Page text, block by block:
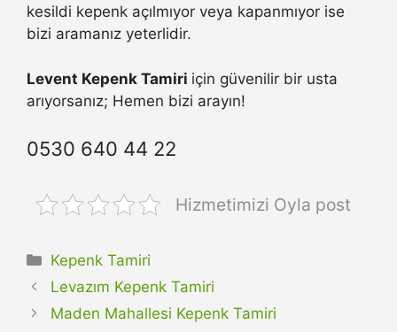
kesildi kepenk açılmıyor veya kapanmıyor ise
bizi aramanız yeterlidir.
Levent Kepenk Tamiri için güvenilir bir usta
arıyorsanız; Hemen bizi arayın!
0530 640 44 22
Hizmetimizi Oyla post
Kategoriler
Kepenk Tamiri
Levazım Kepenk Tamiri
Maden Mahallesi Kepenk Tamiri